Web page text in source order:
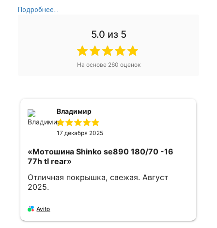
Подробнее...
5.0 из 5
На основе 260 оценок
Владимир
17 декабря 2025
«Мотошина Shinko se890 180/70 -16
77h tl rear»
Отличная покрышка, свежая. Август
2025.
Avito